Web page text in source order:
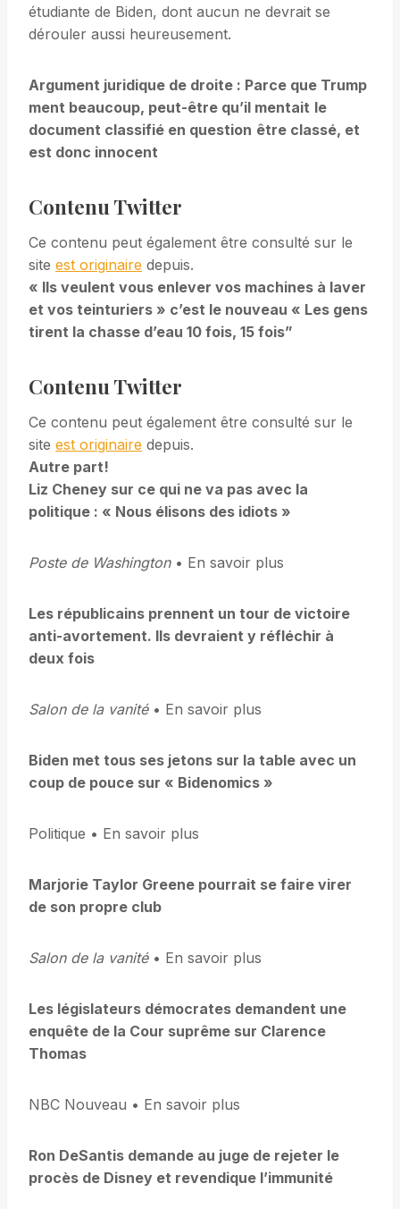
étudiante de Biden, dont aucun ne devrait se
dérouler aussi heureusement.
Argument juridique de droite : Parce que Trump
ment beaucoup, peut-être qu’il mentait le
document classifié en question être classé, et
est donc innocent
Contenu Twitter
Ce contenu peut également être consulté sur le
site est originaire depuis.
« Ils veulent vous enlever vos machines à laver
et vos teinturiers » c’est le nouveau « Les gens
tirent la chasse d’eau 10 fois, 15 fois”
Contenu Twitter
Ce contenu peut également être consulté sur le
site est originaire depuis.
Autre part!
Liz Cheney sur ce qui ne va pas avec la
politique : « Nous élisons des idiots »
Poste de Washington• En savoir plus
Les républicains prennent un tour de victoire
anti-avortement. Ils devraient y réfléchir à
deux fois
Salon de la vanité• En savoir plus
Biden met tous ses jetons sur la table avec un
coup de pouce sur « Bidenomics »
Politique • En savoir plus
Marjorie Taylor Greene pourrait se faire virer
de son propre club
Salon de la vanité• En savoir plus
Les législateurs démocrates demandent une
enquête de la Cour suprême sur Clarence
Thomas
NBC Nouveau • En savoir plus
Ron DeSantis demande au juge de rejeter le
procès de Disney et revendique l’immunité